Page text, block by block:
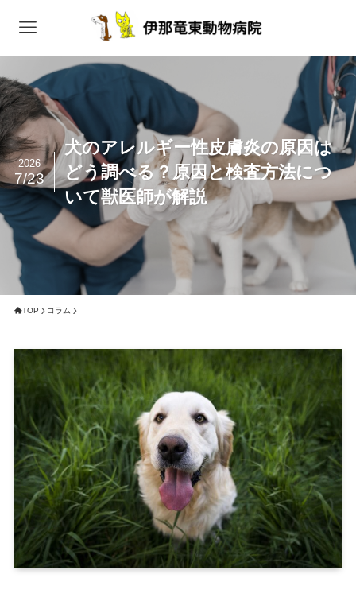
犬のアレルギー性皮膚炎の原因は
どう調べる？原因と検査方法につ
いて獣医師が解説
2026
7/23
TOP コラム